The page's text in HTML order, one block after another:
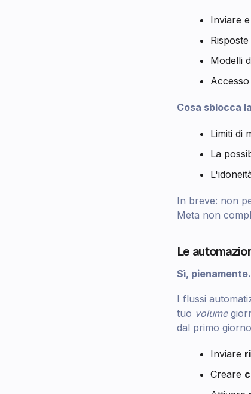
Inviare
Modelli
Cosa sblocca
Limiti di
La
In breve: non
Meta non
Le
Sì, pienamente.
I flussi
tuo volume
dal primo
Inviare
Creare